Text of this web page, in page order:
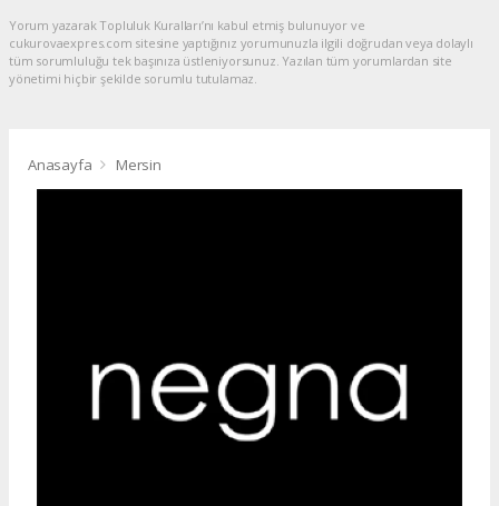
Yorum yazarak Topluluk Kuralları’nı kabul etmiş bulunuyor ve
cukurovaexpres.com sitesine yaptığınız yorumunuzla ilgili doğrudan veya dolaylı
tüm sorumluluğu tek başınıza üstleniyorsunuz. Yazılan tüm yorumlardan site
yönetimi hiçbir şekilde sorumlu tutulamaz.
Anasayfa Mersin